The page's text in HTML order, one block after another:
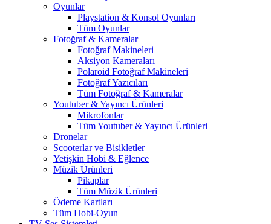
Oyunlar
Playstation & Konsol Oyunları
Tüm Oyunlar
Fotoğraf & Kameralar
Fotoğraf Makineleri
Aksiyon Kameraları
Polaroid Fotoğraf Makineleri
Fotoğraf Yazıcıları
Tüm Fotoğraf & Kameralar
Youtuber & Yayıncı Ürünleri
Mikrofonlar
Tüm Youtuber & Yayıncı Ürünleri
Dronelar
Scooterlar ve Bisikletler
Yetişkin Hobi & Eğlence
Müzik Ürünleri
Pikaplar
Tüm Müzik Ürünleri
Ödeme Kartları
Tüm Hobi-Oyun